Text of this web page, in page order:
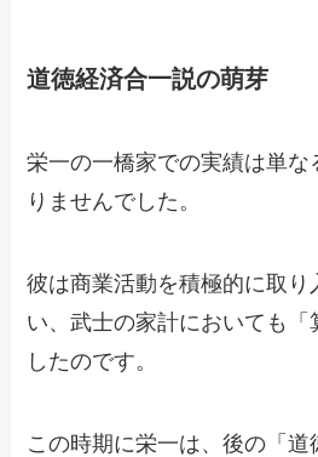
道徳経済合一説の萌芽
栄一の一橋家での実績は単な
りませんでした。
彼は商業活動を積極的に取
い、武士の家計においても
したのです。
この時期に栄一は、後の「